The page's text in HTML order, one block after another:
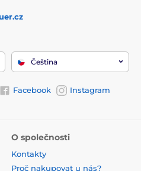
Čeština
Facebook
Instagram
O společnosti
Kontakty
Proč nakupovat u nás?